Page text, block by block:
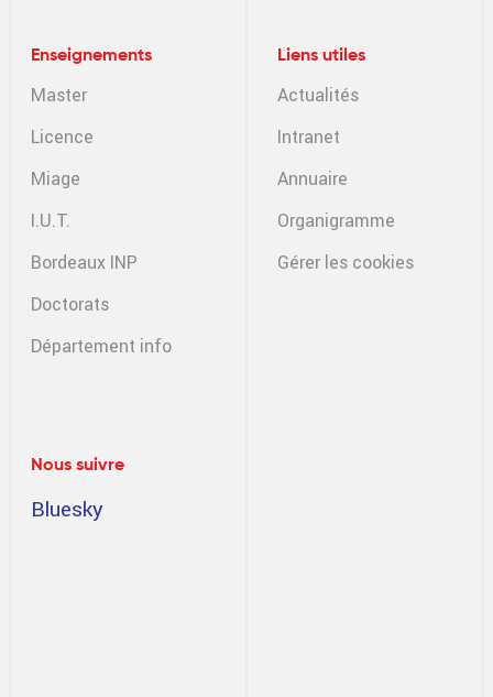
Enseignements
Master
Licence
Miage
I.U.T.
Bordeaux INP
Doctorats
Département info
Liens utiles
Actualités
Intranet
Annuaire
Organigramme
Gérer les cookies
Nous suivre
Bluesky